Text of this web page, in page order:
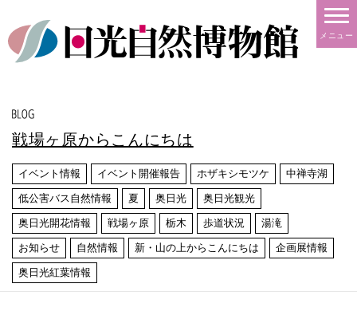
メニュー
戦場ヶ原からこんにちは
イベント情報 イベント開催報告 ホザキシモツケ 中禅寺湖
低公害バス自然情報 夏 奥日光 奥日光観光
奥日光開花情報 戦場ヶ原 栃木 歩道状況 湯滝
お知らせ 自然情報 新・山の上からこんにちは 企画展情報
奥日光紅葉情報